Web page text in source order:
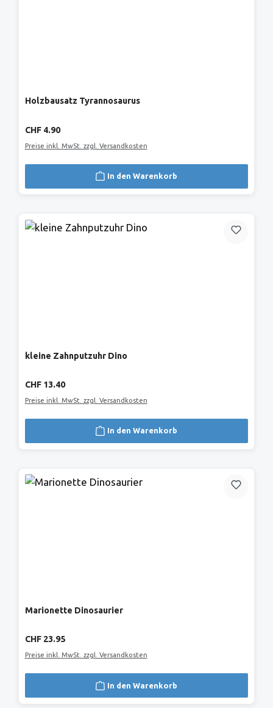
Holzbausatz Tyrannosaurus
Regulärer Preis:
CHF 4.90
Preise inkl. MwSt. zzgl. Versandkosten
In den Warenkorb
kleine Zahnputzuhr Dino
Regulärer Preis:
CHF 13.40
Preise inkl. MwSt. zzgl. Versandkosten
In den Warenkorb
Marionette Dinosaurier
Regulärer Preis:
CHF 23.95
Preise inkl. MwSt. zzgl. Versandkosten
In den Warenkorb